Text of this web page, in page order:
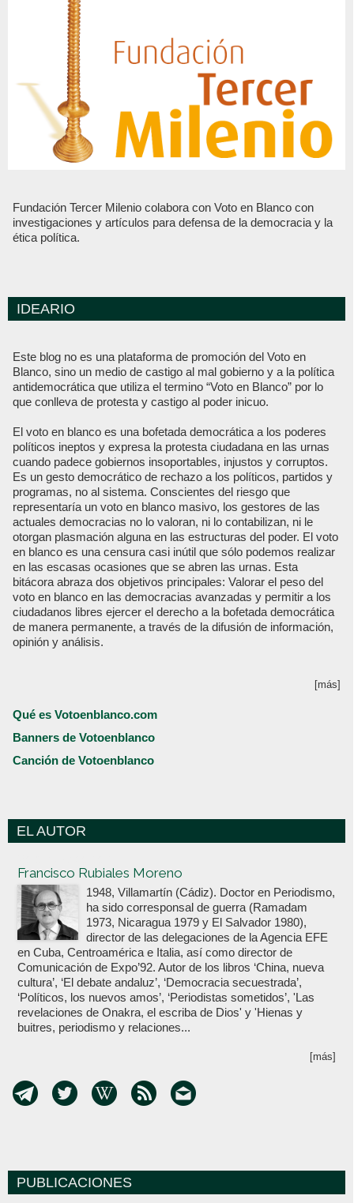
Fundación Tercer Milenio colabora con Voto en Blanco con
investigaciones y artículos para defensa de la democracia y la
ética política.
IDEARIO
Este blog no es una plataforma de promoción del Voto en
Blanco, sino un medio de castigo al mal gobierno y a la política
antidemocrática que utiliza el termino “Voto en Blanco” por lo
que conlleva de protesta y castigo al poder inicuo.
El voto en blanco es una bofetada democrática a los poderes
políticos ineptos y expresa la protesta ciudadana en las urnas
cuando padece gobiernos insoportables, injustos y corruptos.
Es un gesto democrático de rechazo a los políticos, partidos y
programas, no al sistema. Conscientes del riesgo que
representaría un voto en blanco masivo, los gestores de las
actuales democracias no lo valoran, ni lo contabilizan, ni le
otorgan plasmación alguna en las estructuras del poder. El voto
en blanco es una censura casi inútil que sólo podemos realizar
en las escasas ocasiones que se abren las urnas. Esta
bitácora abraza dos objetivos principales: Valorar el peso del
voto en blanco en las democracias avanzadas y permitir a los
ciudadanos libres ejercer el derecho a la bofetada democrática
de manera permanente, a través de la difusión de información,
opinión y análisis.
[más]
Qué es Votoenblanco.com
Banners de Votoenblanco
Canción de Votoenblanco
EL AUTOR
Francisco Rubiales Moreno
1948, Villamartín (Cádiz). Doctor en Periodismo,
ha sido corresponsal de guerra (Ramadam
1973, Nicaragua 1979 y El Salvador 1980),
director de las delegaciones de la Agencia EFE
en Cuba, Centroamérica e Italia, así como director de
Comunicación de Expo’92. Autor de los libros ‘China, nueva
cultura’, ‘El debate andaluz’, ‘Democracia secuestrada’,
‘Políticos, los nuevos amos’, ‘Periodistas sometidos’, 'Las
revelaciones de Onakra, el escriba de Dios' y 'Hienas y
buitres, periodismo y relaciones...
[más]
PUBLICACIONES